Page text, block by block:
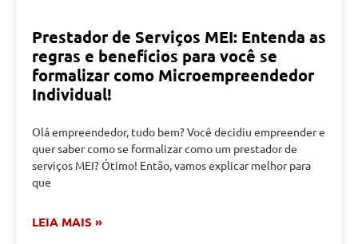
Prestador de Serviços MEI: Entenda as
regras e benefícios para você se
formalizar como Microempreendedor
Individual!
Olá empreendedor, tudo bem? Você decidiu empreender e
quer saber como se formalizar como um prestador de
serviços MEI? Ótimo! Então, vamos explicar melhor para
que
LEIA MAIS »